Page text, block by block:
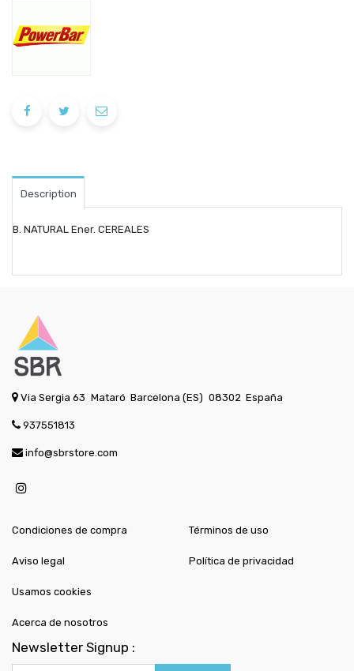
Description
B. NATURAL Ener. CEREALES
Via Sergia 63 Mataró Barcelona (ES) 08302 España
937551813
info@sbrstore.com
Condiciones de compra
Aviso legal
Términos de uso
Política de privacidad
Usamos cookies
Acerca de nosotros
Newsletter Signup :